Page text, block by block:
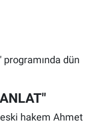
programında dün
hakem Ahmet